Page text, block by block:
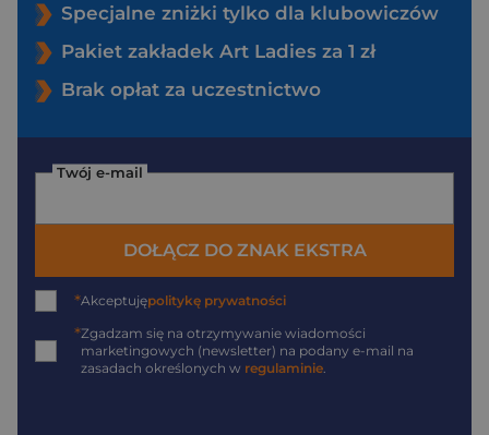
Specjalne zniżki tylko dla klubowiczów
Pakiet zakładek Art Ladies za 1 zł
Brak opłat za uczestnictwo
Twój e-mail
DOŁĄCZ DO ZNAK EKSTRA
*Akceptujępolitykę prywatności
*Zgadzam się na otrzymywanie wiadomości
marketingowych (newsletter) na podany e-mail na
zasadach określonych w regulaminie